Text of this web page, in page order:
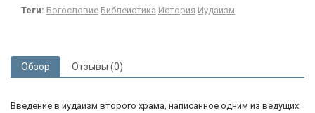
Теги: Богословие Библеистика История Иудаизм
Обзор Отзывы (0)
Введение в иудаизм второго храма, написанное одним из ведущих